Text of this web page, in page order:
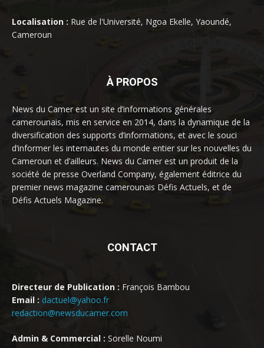
Localisation : Rue de l'Université, Ngoa Ekelle, Yaoundé,
Cameroun
À PROPOS
News du Camer est un site d’informations générales
camerounais, mis en service en 2014, dans la dynamique de la
diversification des supports d’informations, et avec le souci
d’informer les internautes du monde entier sur les nouvelles du
Cameroun et d’ailleurs. News du Camer est un produit de la
société de presse Overland Company, également éditrice du
premier news magazine camerounais Défis Actuels, et de
Défis Actuels Magazine.
CONTACT
Directeur de Publication : François Bambou
Email : dactuel@yahoo.fr
redaction@newsducamer.com
Admin & Commercial : Sorelle Noumi